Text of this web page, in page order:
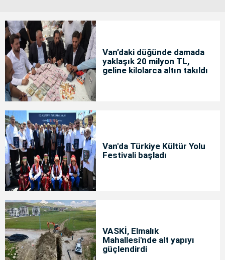
Van’daki düğünde damada
yaklaşık 20 milyon TL,
geline kilolarca altın takıldı
Van'da Türkiye Kültür Yolu
Festivali başladı
VASKİ, Elmalık
Mahallesi'nde alt yapıyı
güçlendirdi